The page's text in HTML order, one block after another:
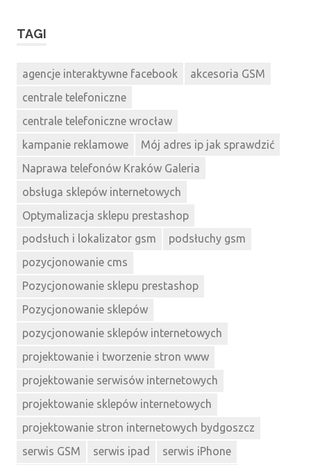
TAGI
agencje interaktywne facebook
akcesoria GSM
centrale telefoniczne
centrale telefoniczne wrocław
kampanie reklamowe
Mój adres ip jak sprawdzić
Naprawa telefonów Kraków Galeria
obsługa sklepów internetowych
Optymalizacja sklepu prestashop
podsłuch i lokalizator gsm
podsłuchy gsm
pozycjonowanie cms
Pozycjonowanie sklepu prestashop
Pozycjonowanie sklepów
pozycjonowanie sklepów internetowych
projektowanie i tworzenie stron www
projektowanie serwisów internetowych
projektowanie sklepów internetowych
projektowanie stron internetowych bydgoszcz
serwis GSM
serwis ipad serwis iPhone